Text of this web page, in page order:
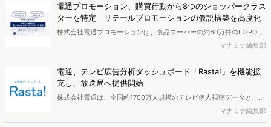
ポートとなっています。※本レポートは記事のフォームから無料でダ
ウンロードできます。
電通プロモーション、購買行動から8つのショッパークラス
ターを特定 リテールプロモーションの仮説構築を高度化
株式会社電通プロモーションは、食品スーパーの約60万件のID-POS
データと生活者の定性データをAIで分析し、購買行動の特徴に基づい
た8つのショッパークラスターを特定しました。これにより購買時点
における生活者の意識や行動背景の把握が可能となり、リテールプロ
モーションにおけるプランニングの高速化と高精度化を実現できると
いいます。
マナミナ編集部
電通、テレビ広告分析ダッシュボード「Rasta!」を機能拡
充し、放送局へ提供開始
株式会社電通は、全国約1700万人規模のテレビ個人視聴データと、独
自の大規模生活者意識調査データを掛け合わせて、テレビ広告のデー
タ集計や広告効果の分析ができるダッシュボード「Rasta!
マナミナ編集部